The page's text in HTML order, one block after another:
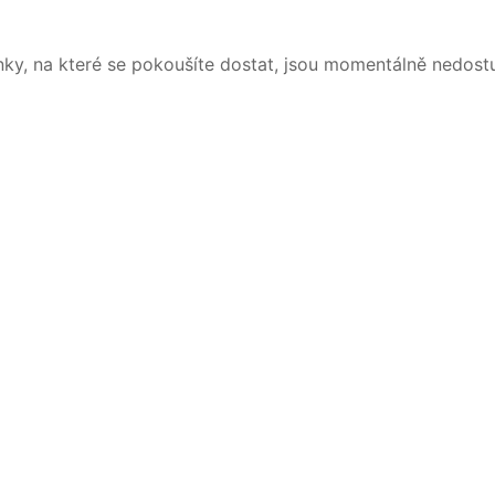
na které se pokoušíte dostat, jsou momentálně